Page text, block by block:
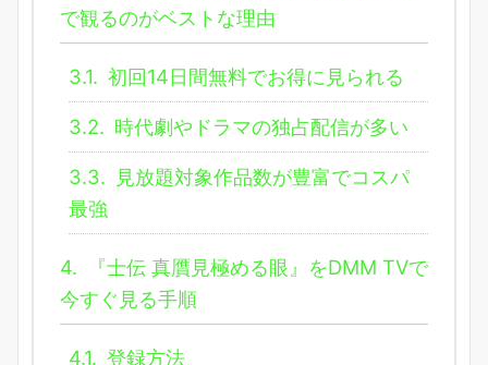
で観るのがベストな理由
3.1. 初回14日間無料でお得に見られる
3.2. 時代劇やドラマの独占配信が多い
3.3. 見放題対象作品数が豊富でコスパ
最強
4.
『士伝 真贋見極める眼』をDMM TVで
今すぐ見る手順
4.1. 登録方法